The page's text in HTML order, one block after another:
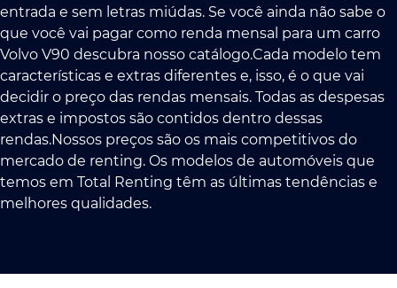
entrada e sem letras miúdas. Se você ainda não sabe o
que você vai pagar como renda mensal para um carro
Volvo V90 descubra nosso catálogo.Cada modelo tem
características e extras diferentes e, isso, é o que vai
decidir o preço das rendas mensais. Todas as despesas
extras e impostos são contidos dentro dessas
rendas.Nossos preços são os mais competitivos do
mercado de renting. Os modelos de automóveis que
temos em Total Renting têm as últimas tendências e
melhores qualidades.